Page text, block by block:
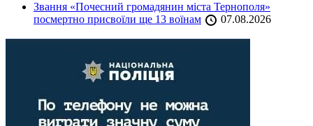
Звання «Почесний громадянин міста Тернополя»
посмертно присвоїли ще 13 воїнам
07.08.2026